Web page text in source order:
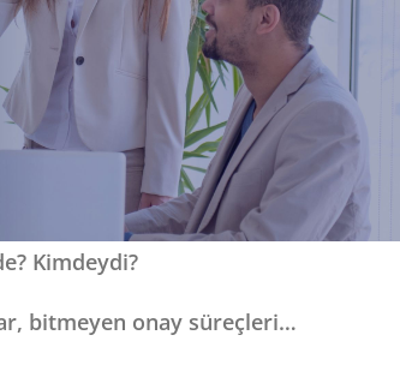
Kimdeydi?
bitmeyen onay süreçleri…